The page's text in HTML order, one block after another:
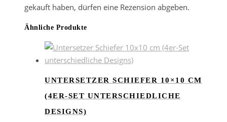
gekauft haben, dürfen eine Rezension abgeben.
Ähnliche Produkte
UNTERSETZER SCHIEFER 10×10 CM
(4ER-SET UNTERSCHIEDLICHE
DESIGNS)